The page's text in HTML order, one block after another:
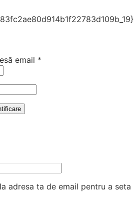
email *
adresa ta de email pentru a seta